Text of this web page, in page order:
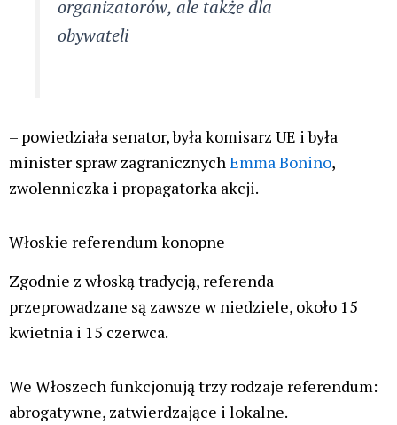
organizatorów, ale także dla
obywateli
– powiedziała senator, była komisarz UE i była
minister spraw zagranicznychEmma Bonino,
zwolenniczka i propagatorka akcji.
Włoskie referendum konopne
Zgodnie z włoską tradycją, referenda
przeprowadzane są zawsze w niedziele, około 15
kwietnia i 15 czerwca.
We Włoszech funkcjonują trzy rodzaje referendum:
abrogatywne, zatwierdzające i lokalne.